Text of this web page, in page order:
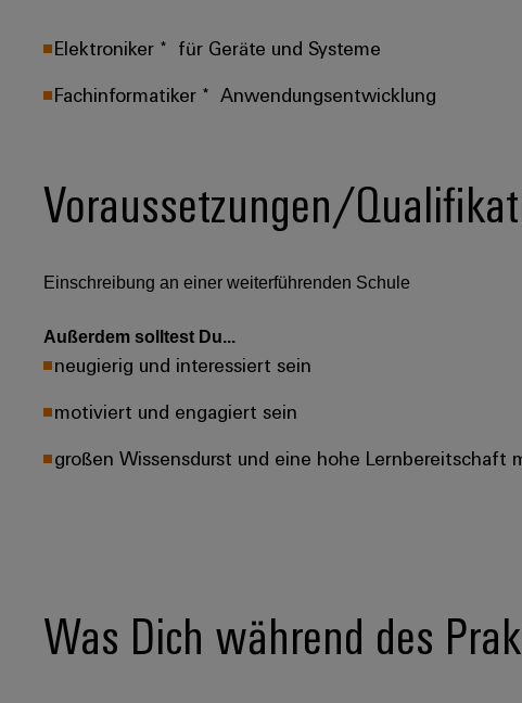
Elektroniker * für Geräte und Systeme
Fachinformatiker * Anwendungsentwicklung
Voraussetzungen/
Einschreibung an einer weiterführenden Schule
Außerdem solltest Du...
neugierig und interessiert sein
motiviert und engagiert sein
großen Wissensdurst und eine hohe Lernbereitschaft
Was Dich während des